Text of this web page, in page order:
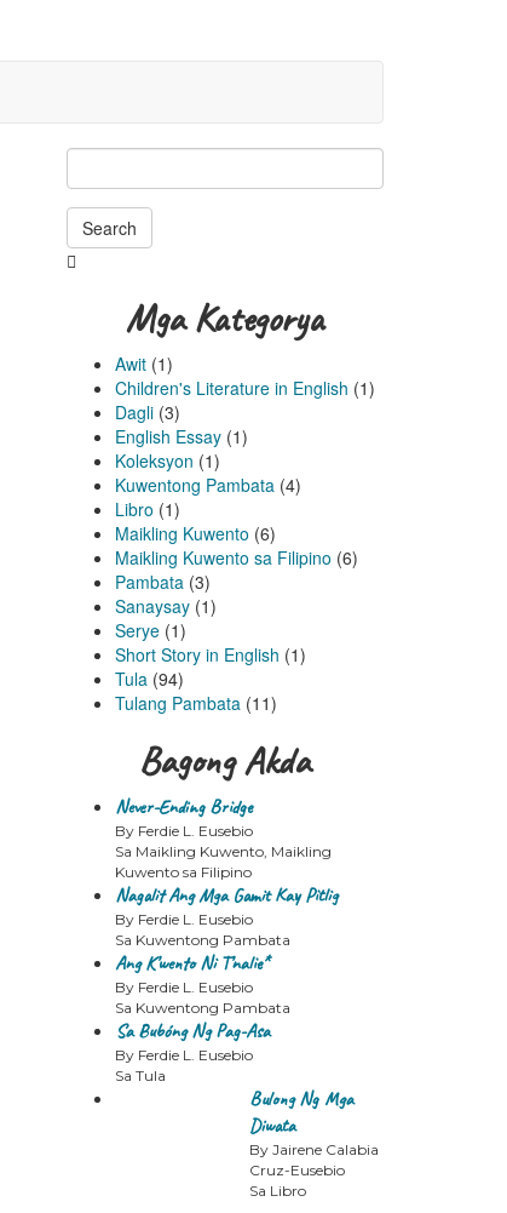
Search
Searching
progressMga Kategorya
Awit(1)
Children's Literature in English (1)
Dagli(3)
English Essay(1)
Koleksyon (1)
Kuwentong Pambata(4)
Libro (1)
Maikling Kuwento (6)
Maikling Kuwento sa Filipino (6)
Pambata(3)
Sanaysay(1)
Serye(1)
Short Story in English (1)
Tula(94)
Tulang Pambata(11)
Bagong Akda
Never-Ending Bridge
By Ferdie L. Eusebio
Sa Maikling Kuwento, Maikling
Kuwento sa Filipino
Nagalit Ang Mga Gamit Kay Pitlig
By Ferdie L. Eusebio
Sa Kuwentong Pambata
Ang K’wento Ni T’nalie*
By Ferdie L. Eusebio
Sa Kuwentong Pambata
Sa Bubóng Ng Pag-Asa
By Ferdie L. Eusebio
Sa Tula
Bulong Ng Mga
Diwata
By Jairene Calabia
Cruz-Eusebio
Sa Libro